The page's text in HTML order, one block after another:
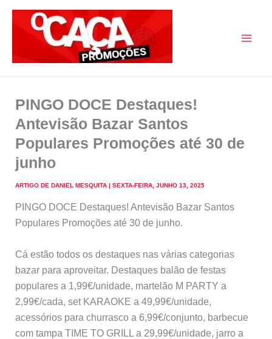
PINGO DOCE Destaques!
Antevisão Bazar Santos
Populares Promoções até 30 de
junho
ARTIGO DE DANIEL MESQUITA | SEXTA-FEIRA, JUNHO 13, 2025
PINGO DOCE Destaques! Antevisão Bazar Santos
Populares Promoções até 30 de junho.
Cá estão todos os destaques nas várias categorias
bazar para aproveitar. Destaques balão de festas
populares a 1,99€/unidade, martelão M PARTY a
2,99€/cada, set KARAOKE a 49,99€/unidade,
acessórios para churrasco a 6,99€/conjunto, barbecue
com tampa TIME TO GRILL a 29,99€/unidade, jarro a